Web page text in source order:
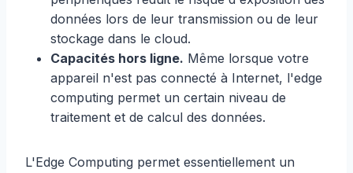
données lors de leur transmission ou de leur
stockage dans le cloud.
Capacités hors ligne. Même lorsque votre
appareil n'est pas connecté à Internet, l'edge
computing permet un certain niveau de
traitement et de calcul des données.
L'Edge Computing permet essentiellement un